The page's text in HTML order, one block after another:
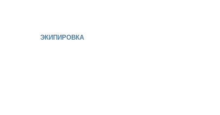
ЭКИПИРОВКА